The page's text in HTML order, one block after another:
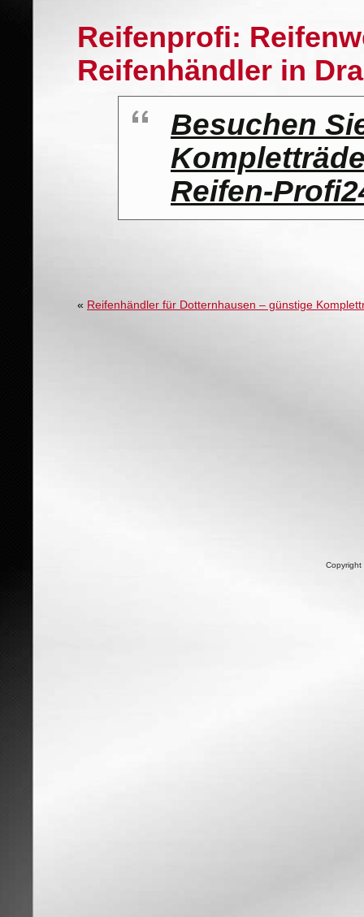
Reifenprofi:
Reifenhändler in
Besuchen
Reifen-
« Reifenhändler für Dotternhausen – günstige
Copyright